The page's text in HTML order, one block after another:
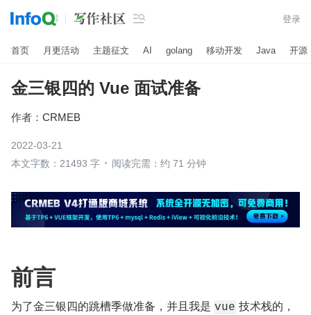
 登录
首页 月更活动 主题征文 AI golang 移动开发 Java 开源
金三银四的 Vue 面试准备
作者： CRMEB
2022-03-21
本文字数：21493 字
阅读完需：约 71 分钟
前言
为了金三银四的跳槽季做准备，并且我是 vue 技术栈的，